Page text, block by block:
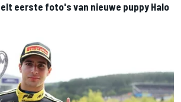
eerste foto's van nieuwe puppy Halo